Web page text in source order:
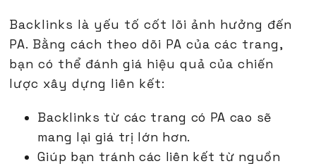
Backlinks là yếu tố cốt lõi ảnh hưởng đến
PA. Bằng cách theo dõi PA của các trang,
bạn có thể đánh giá hiệu quả của chiến
lược xây dựng liên kết:
Backlinks từ các trang có PA cao sẽ
mang lại giá trị lớn hơn.
Giúp bạn tránh các liên kết từ nguồn